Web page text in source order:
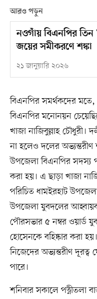
আরও পড়ুন
নওগাঁয় বিএনপির তিন
জয়ের সমীকরণে শঙ্কা
২১ জানুয়ারি ২০২৬
বিএনপির সমর্থকদের
বিএনপির মনোনয়ন
খাজা নাজিবুল্লাহ চৌধুরী।
না হলেও দলের অভ্যন্তরীণ
উপজেলা বিএনপির সদস্য
করা হয়। এ ছাড়া খাজা
পরিচিত ধামইরহাট
উপজেলা যুবদলের
পৌরসভার ৫ নম্বর ওয়ার্ড
হোসেনকে বহিষ্কার করা
নিজেদের অভ্যন্তরীণ দূরত্ব
পারে।
শনিবার সকালে পত্নীতলা